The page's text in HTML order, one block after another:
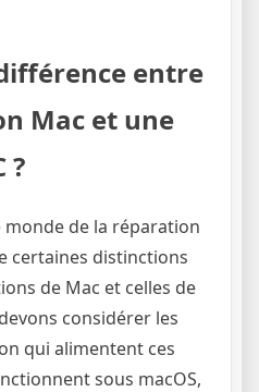
entre
Mac et une
?
monde de la réparation
certaines distinctions
de Mac et celles de
considérer les
qui alimentent ces
sous macOS,